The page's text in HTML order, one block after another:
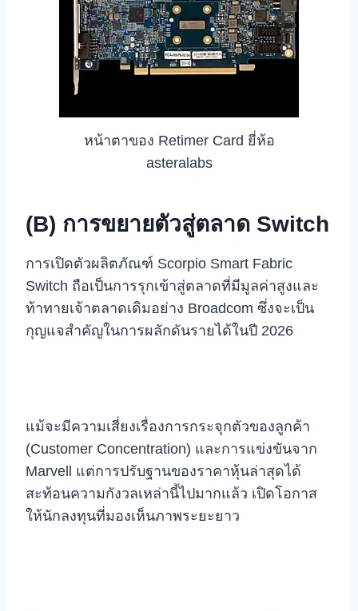
หน้าตาของ Retimer Card ยี่ห้อ
asteralabs
(B) การขยายตัวสู่ตลาด Switch
การเปิดตัวผลิตภัณฑ์ Scorpio Smart Fabric
Switch ถือเป็นการรุกเข้าสู่ตลาดที่มีมูลค่าสูงและ
ท้าทายเจ้าตลาดเดิมอย่าง Broadcom ซึ่งจะเป็น
กุญแจสำคัญในการผลักดันรายได้ในปี 2026
แม้จะมีความเสี่ยงเรื่องการกระจุกตัวของลูกค้า
(Customer Concentration) และการแข่งขันจาก
Marvell แต่การปรับฐานของราคาหุ้นล่าสุดได้
สะท้อนความกังวลเหล่านี้ไปมากแล้ว เปิดโอกาส
ให้นักลงทุนที่มองเห็นภาพระยะยาว